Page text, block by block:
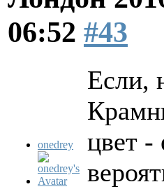
06:52 #43
onedrey
Если,
цвет -